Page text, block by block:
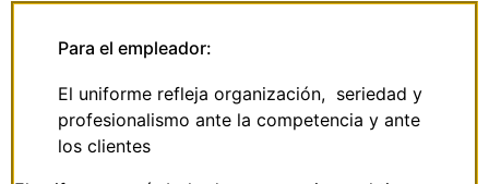
Para el empleador:
El uniforme refleja organización, seriedad y
profesionalismo ante la competencia y ante
los clientes